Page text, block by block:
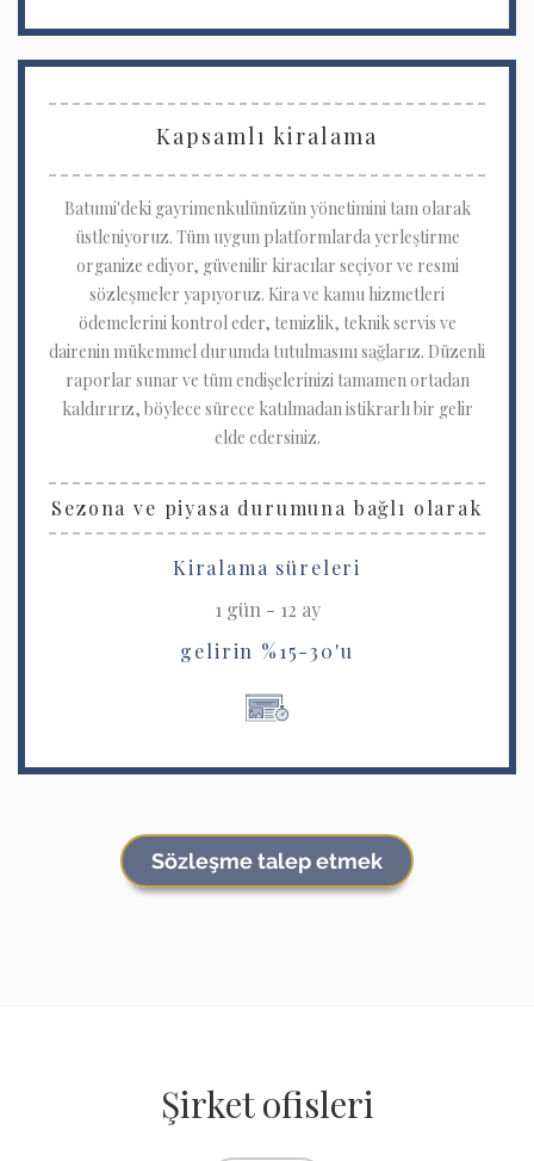
Kapsamlı kiralama
Batumi'deki gayrimenkulünüzün yönetimini tam olarak
üstleniyoruz. Tüm uygun platformlarda yerleştirme
organize ediyor, güvenilir kiracılar seçiyor ve resmi
sözleşmeler yapıyoruz. Kira ve kamu hizmetleri
ödemelerini kontrol eder, temizlik, teknik servis ve
dairenin mükemmel durumda tutulmasını sağlarız. Düzenli
raporlar sunar ve tüm endişelerinizi tamamen ortadan
kaldırırız, böylece sürece katılmadan istikrarlı bir gelir
elde edersiniz.
Sezona ve piyasa durumuna bağlı olarak
Kiralama süreleri
1 gün - 12 ay
gelirin %15-30'u
Sözleşme talep etmek
Şirket ofisleri